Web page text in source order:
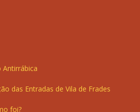
Antirrábica
das Entradas de Vila de Frades
foi?